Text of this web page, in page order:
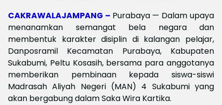
CAKRAWALAJAMPANG – Purabaya — Dalam upaya
menanamkan semangat bela negara dan
membentuk karakter disiplin di kalangan pelajar,
Danposramil Kecamatan Purabaya, Kabupaten
Sukabumi, Peltu Kosasih, bersama para anggotanya
memberikan pembinaan kepada siswa-siswi
Madrasah Aliyah Negeri (MAN) 4 Sukabumi yang
akan bergabung dalam Saka Wira Kartika.